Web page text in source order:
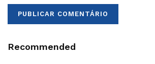
Recommended